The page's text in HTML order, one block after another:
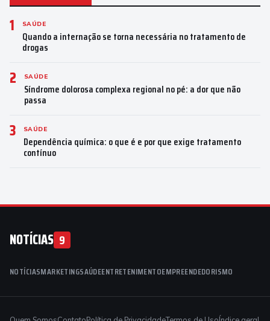
1 SAÚDE
Quando a internação se torna necessária no tratamento de
drogas
2 SAÚDE
Síndrome dolorosa complexa regional no pé: a dor que não
passa
3 SAÚDE
Dependência química: o que é e por que exige tratamento
contínuo
NOTÍCIAS 9
NOTÍCIASMARKETINGSAÚDEENTRETENIMENTOEMPREENDEDORISMO